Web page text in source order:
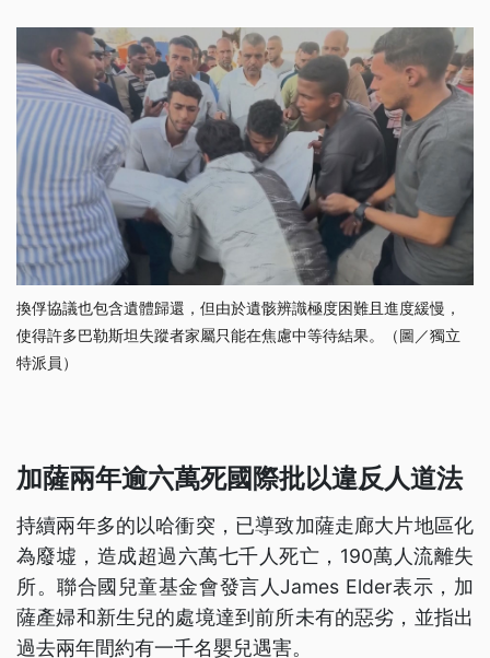
換俘協議也包含遺體歸還，但由於遺骸辨識極度困難且進度緩慢，
使得許多巴勒斯坦失蹤者家屬只能在焦慮中等待結果。（圖／獨立
特派員）
加薩兩年逾六萬死國際批以違反人道法
持續兩年多的以哈衝突，已導致加薩走廊大片地區化
為廢墟，造成超過六萬七千人死亡，190萬人流離失
所。聯合國兒童基金會發言人James Elder表示，加
薩產婦和新生兒的處境達到前所未有的惡劣，並指出
過去兩年間約有一千名嬰兒遇害。